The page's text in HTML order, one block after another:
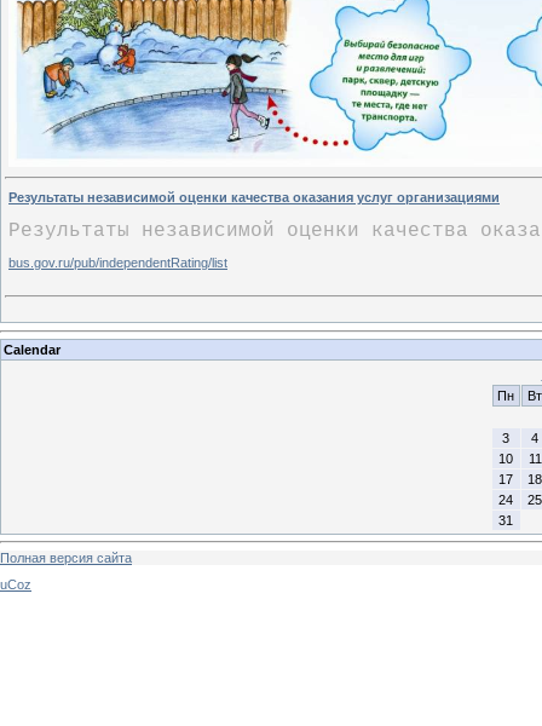
Результаты независимой оценки качества оказания услуг организациями
Результаты независимой оценки качества
bus.gov.ru/pub/independentRating/list
Calendar
Пн
Вт
3
4
10
11
17
18
24
25
31
Полная версия сайта
uCoz